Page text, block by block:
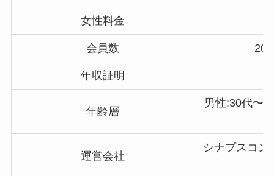
女性料金
会員数
年収証明
年齢層
男性:30代〜
運営会社
シナプスコン